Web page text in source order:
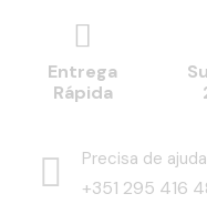
Entrega
Rápida
Precisa de
+351 295 416